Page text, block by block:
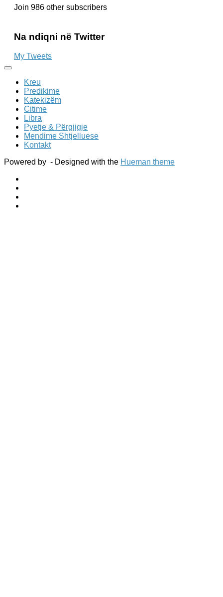
Join 986 other subscribers
Na ndiqni në Twitter
My Tweets
Kreu
Predikime
Katekizëm
Citime
Libra
Pyetje & Përgjigje
Mendime Shtjelluese
Kontakt
Powered by - Designed with the Hueman theme